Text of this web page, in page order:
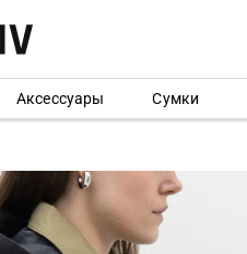
Аксессуары Сумки